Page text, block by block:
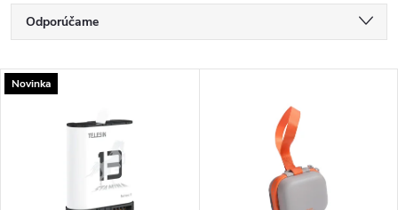
R
a
Odporúčame
Najdrahšie
Najpredávanejšie
V
Novinka